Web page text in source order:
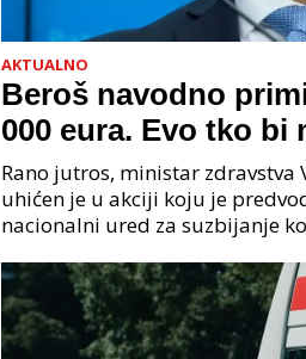
AKTUALNO
Beroš navodno
000 eura. Evo tko bi
na čelu zločinačkog
Rano jutros, ministar zdravstva
uhićen je u akciji koju je
nacionalni ured za suzbijanje
priopćenju USKOK